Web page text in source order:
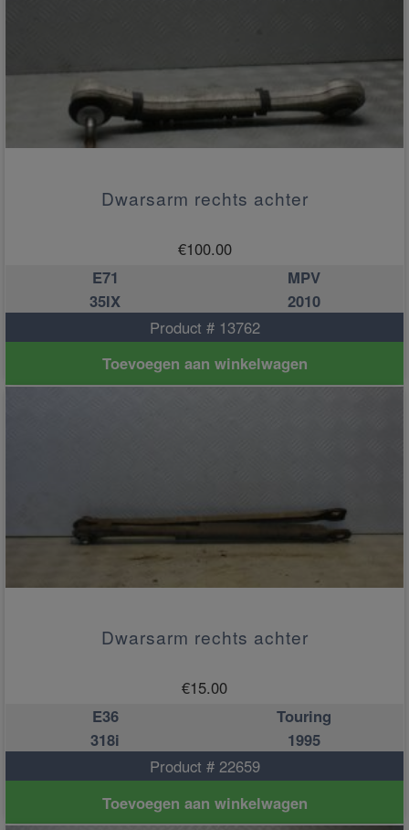
Dwarsarm rechts achter
€100.00
E71
MPV
35IX
2010
Product # 13762
Toevoegen aan winkelwagen
Dwarsarm rechts achter
€15.00
E36
Touring
318i
1995
Product # 22659
Toevoegen aan winkelwagen